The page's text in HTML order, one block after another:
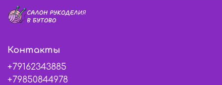
Контакты
+79162343885
+79850844978